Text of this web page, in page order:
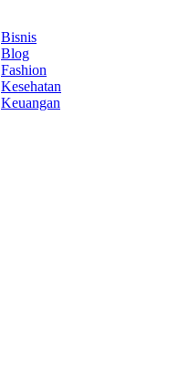
Bisnis
Blog
Fashion
Kesehatan
Keuangan